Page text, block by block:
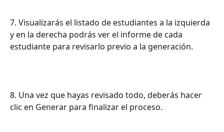
7. Visualizarás el listado de estudiantes a la izquierda
y en la derecha podrás ver el informe de cada
estudiante para revisarlo previo a la generación.
8. Una vez que hayas revisado todo, deberás hacer
clic en Generar para finalizar el proceso.